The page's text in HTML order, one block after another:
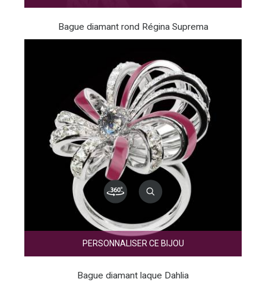
Bague diamant rond Régina Suprema
PERSONNALISER CE BIJOU
Bague diamant laque Dahlia